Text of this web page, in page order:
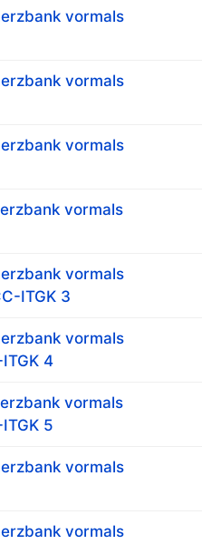
vormals
vormals
vormals
vormals
vormals
ITGK 3
vormals
4
vormals
5
vormals
vormals